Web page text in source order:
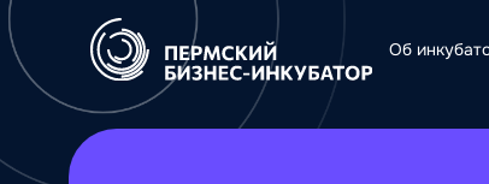
Об